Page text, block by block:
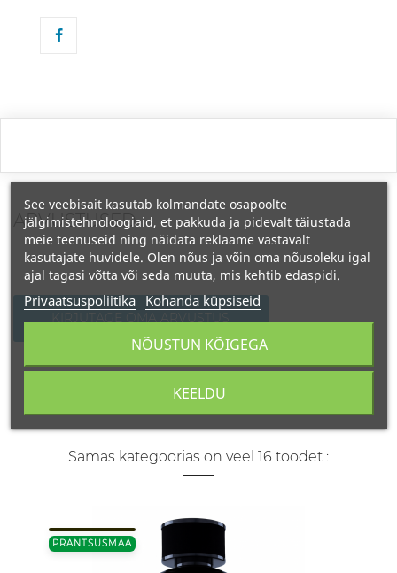
ARVUSTUSED
KIRJUTAGE OMA ARVUSTUS
Samas kategoorias on veel 16 toodet :
PRANTSUSMAA
See veebisait kasutab kolmandate osapoolte
jälgimistehnoloogiaid, et pakkuda ja pidevalt täiustada
meie teenuseid ning näidata reklaame vastavalt
kasutajate huvidele. Olen nõus ja võin oma nõusoleku igal
ajal tagasi võtta või seda muuta, mis kehtib edaspidi.
Privaatsuspoliitika Kohanda küpsiseid
KEELDU
NÕUSTUN KÕIGEGA